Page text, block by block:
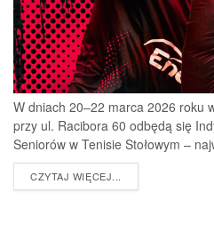
W dniach 20–22 marca 2026 roku
przy ul. Racibora 60 odbędą się
Seniorów w Tenisie Stołowym –
CZYTAJ WIĘCEJ...